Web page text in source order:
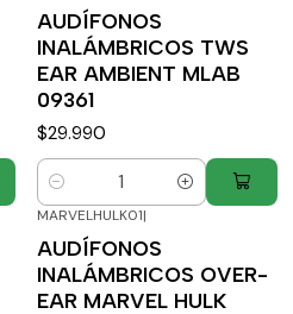
AUDÍFONOS
INALÁMBRICOS TWS
EAR AMBIENT MLAB
09361
$29.990
Cantidad
MARVELHULK01|
AUDÍFONOS
INALÁMBRICOS OVER-
EAR MARVEL HULK